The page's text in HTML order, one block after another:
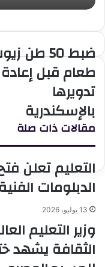
ضبط
طن
زيوت
طعام
قبل
إعادة
ضبط 50 طن
طعام قبل إعادة
تدويرها
بالإسكندرية
مقالات ذات صلة
التعليم تعلن
الدبلومات الفنية 2026 لمدة 15 يومًا
13 يوليو، 2026
وزير التعليم
الثقافة يشهد